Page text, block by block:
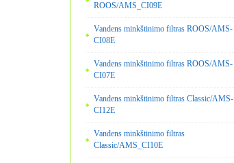
ROOS/AMS_CI09E
Vandens minkštinimo filtras ROOS/AMS-
CI08E
Vandens minkštinimo filtras ROOS/AMS-
CI07E
Vandens minkštinimo filtras Classic/AMS-
CI12E
Vandens minkštinimo filtras
Classic/AMS_CI10E